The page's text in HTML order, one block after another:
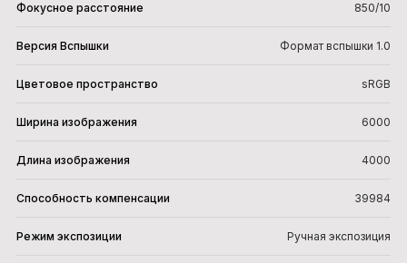
Фокусное расстояние 850/10
Версия Вспышки Формат вспышки 1.0
Цветовое пространство sRGB
Ширина изображения 6000
Длина изображения 4000
Способность компенсации 39984
Режим экспозиции Ручная экспозиция